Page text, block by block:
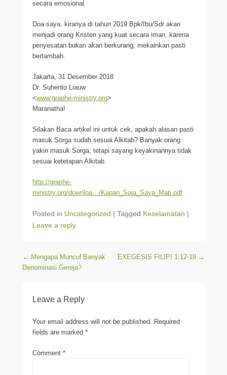
secara emosional.
Doa saya, kiranya di tahun 2019 Bpk/Ibu/Sdr akan
menjadi orang Kristen yang kuat secara iman, karena
penyesatan bukan akan berkurang, mekainkan pasti
bertambah.
Jakarta, 31 Desember 2018
Dr. Suhento Liauw
<www.graphe-ministry.org>
Maranatha!
Silakan Baca artikel ini untuk cek, apakah alasan pasti
masuk Sorga sudah sesuai Alkitab? Banyak orang
yakin masuk Sorga, tetapi sayang keyakinannya tidak
sesuai ketetapan Alkitab.
http://graphe-
ministry.org/downloa…/Kapan_Saja_Saya_Mati.pdf
Posted in Uncategorized | Tagged Keselamatan |
Leave a reply
Post navigation
← Mengapa Muncul Banyak
Denominasi Gereja?
EXEGESIS FILIPI 1:12-19 →
Leave a Reply
Your email address will not be published. Required
fields are marked *
Comment *